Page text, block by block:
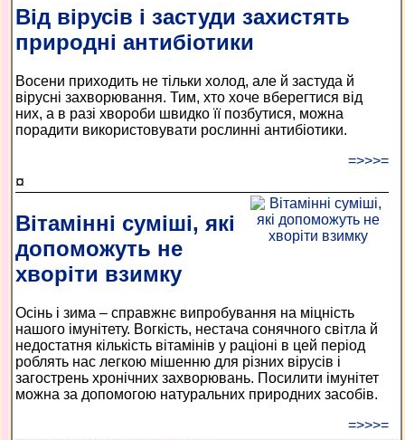
Від вірусів і застуди захистять
природні антибіотики
Восени приходить не тільки холод, але й застуда й
вірусні захворювання. Тим, хто хоче вберегтися від
них, а в разі хвороби швидко її позбутися, можна
порадити використовувати рослинні антибіотики.
=>>>=
¤
Вітамінні суміші, які
допоможуть не
хворіти взимку
Осінь і зима – справжнє випробування на міцність
нашого імунітету. Вогкість, нестача сонячного світла й
недостатня кількість вітамінів у раціоні в цей період
роблять нас легкою мішенню для різних вірусів і
загострень хронічних захворювань. Посилити імунітет
можна за допомогою натуральних природних засобів.
=>>>=